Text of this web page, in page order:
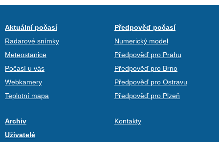
Aktuální počasí
Radarové snímky
Meteostanice
Počasí u vás
Webkamery
Teplotní mapa
Předpověď počasí
Numerický model
Předpověď pro Prahu
Předpověď pro Brno
Předpověď pro Ostravu
Předpověď pro Plzeň
Archiv
Uživatelé
Kontakty